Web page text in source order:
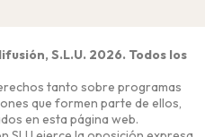
S.L.U. 2026. Todos los
tanto sobre programas
que formen parte de ellos,
en esta página web.